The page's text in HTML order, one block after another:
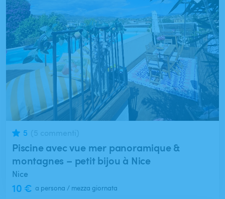
5
Piscine avec vue mer panoramique &
montagnes – petit bijou à Nice
Nice
10 € a persona / mezza giornata